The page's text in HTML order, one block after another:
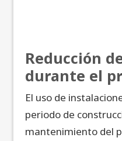
Reducción
durante el
El uso de
periodo de
mantenimiento del